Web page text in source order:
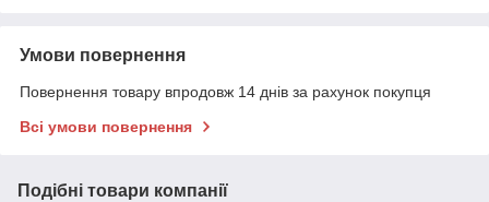
Умови повернення
Повернення товару впродовж 14 днів за рахунок покупця
Всі умови повернення
Подібні товари компанії